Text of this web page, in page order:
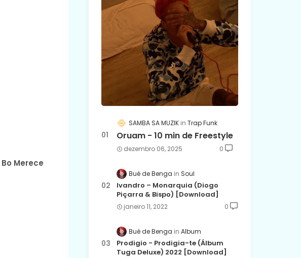
Bo Merece
SAMBA SA MUZIK Trap Funk
Oruam - 10 min de Freestyle
dezembro 06, 2025 0
Bué de Benga Soul
Ivandro – Monarquia (Diogo
Piçarra & Bispo) [Download]
janeiro 11, 2022 0
Bué de Benga Album
Prodigio - Prodigia-te (Álbum
Tuga Deluxe) 2022 [Download]